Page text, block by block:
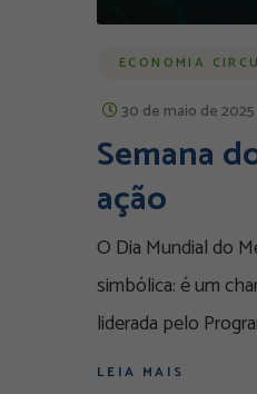
ECONOMIA
30 de maio de 2025
Semana
ação
O Dia Mundial do
simbólica: é um
liderada pelo
LEIA MAIS